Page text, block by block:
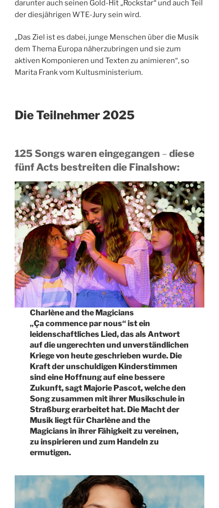
darunter auch seinen Gold-Hit „Rockstar“ und auch Teil
der diesjährigen WTE-Jury sein wird.
„Das Ziel ist es dabei, junge Menschen über die Musik
dem Thema Europa näherzubringen und sie zum
aktiven Komponieren und Texten zu animieren“, so
Marita Frank vom Kultusministerium.
Die Teilnehmer 2025
125 Songs waren eingegangen – diese
fünf Acts bestreiten die Finalshow:
Charlène and the Magicians
„Ça commence par nous“ ist ein
leidenschaftliches Lied, das als Antwort
auf die ungerechten und unverständlichen
Kriege von heute geschrieben wurde. Die
Kraft der unschuldigen Kinderstimmen
sind eine Hoffnung auf eine bessere
Zukunft, sagt Majorie Pascot, welche den
Song zusammen mit ihrer Musikschule in
Straßburg erarbeitet hat. Die Macht der
Musik liegt für Charlène and the
Magicians in ihrer Fähigkeit zu vereinen,
zu inspirieren und zum Handeln zu
ermutigen.